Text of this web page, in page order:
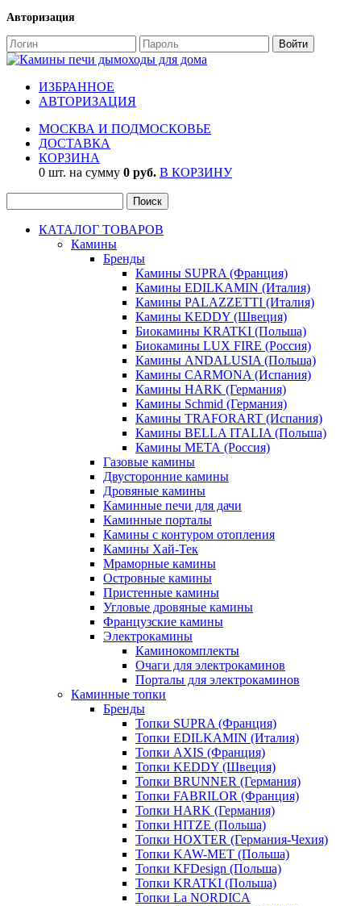
Авторизация
ИЗБРАННОЕ
АВТОРИЗАЦИЯ
МОСКВА И ПОДМОСКОВЬЕ
ДОСТАВКА
КОРЗИНА
0 шт. на сумму 0 руб. В КОРЗИНУ
КАТАЛОГ ТОВАРОВ
Камины
Бренды
Камины SUPRA (Франция)
Камины EDILKAMIN (Италия)
Камины PALAZZETTI (Италия)
Камины KEDDY (Швеция)
Биокамины KRATKI (Польша)
Биокамины LUX FIRE (Россия)
Камины ANDALUSIA (Польша)
Камины CARMONA (Испания)
Камины HARK (Германия)
Камины Schmid (Германия)
Камины TRAFORART (Испания)
Камины BELLA ITALIA (Польша)
Камины МЕТА (Россия)
Газовые камины
Двусторонние камины
Дровяные камины
Каминные печи для дачи
Каминные порталы
Камины с контуром отопления
Камины Хай-Тек
Мраморные камины
Островные камины
Пристенные камины
Угловые дровяные камины
Французские камины
Электрокамины
Каминокомплекты
Очаги для электрокаминов
Порталы для электрокаминов
Каминные топки
Бренды
Топки SUPRA (Франция)
Топки EDILKAMIN (Италия)
Топки AXIS (Франция)
Топки KEDDY (Швеция)
Топки BRUNNER (Германия)
Топки FABRILOR (Франция)
Топки HARK (Германия)
Топки HITZE (Польша)
Топки HOXTER (Германия-Чехия)
Топки KAW-MET (Польша)
Топки KFDesign (Польша)
Топки KRATKI (Польша)
Топки La NORDICA